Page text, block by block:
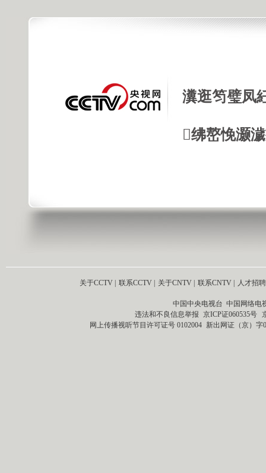
瀵逛笉璧凤
绋嶅悗灏
关于CCTV 联系CCTV 关于CNTV 联系CNTV 人才招聘
中国中央电视台 中国网络电
违法和不良信息举报 京ICP证060535号
网上传播视听节目许可证号 0102004 新出网证（京）